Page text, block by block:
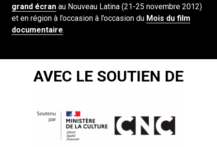
grand écran au Nouveau Latina (21-25 novembre 2012)
et en région à l’occasion à l’occasion du Mois du film
documentaire.
AVEC LE SOUTIEN DE